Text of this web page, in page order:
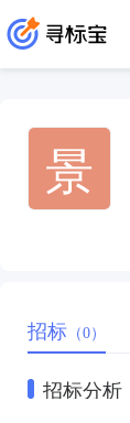
景
招标 （0）
招标分析